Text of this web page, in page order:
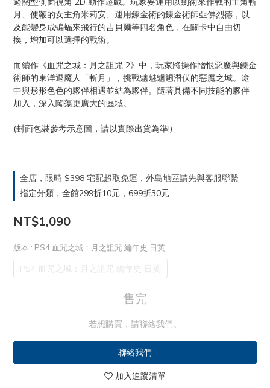
月、使鞭的女主角米莉安、運用鍊金術的鍊金術師亞佛烈德，以
及能變身成蝙蝠來飛行的吉貝爾等四名角色，在關卡中自由切
換，增加可以選擇的戰術。
而續作《血咒之城：月之詛咒 2》中，玩家將操作憎恨惡魔與鍊金
術師的東洋退魔人「斬月」，挑戰魑魅魍魎潛伏的惡魔之城。途
中與形形色色的夥伴相遇並結為夥伴。隨著具備不同技能的夥伴
加入，深入闖蕩更廣大的區域。
(封面包裝參考示意圖，請以實際出貨為準!)
全店，限時 $398 宅配超取免運，外島地區請先與客服聯繫
指定分類，全館299折10元，699折30元
NT$1,090
版本 : PS4 血咒之城：月之詛咒 編年史 日英
PS4 血咒之城：月之詛咒 編年史 日英
售完
若想購買，請聯絡我們。
聯絡我們
加入追蹤清單